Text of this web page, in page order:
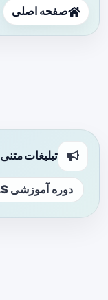
صفحه اصلی
تبلیغات متنی
دوره آموزشی ATLS